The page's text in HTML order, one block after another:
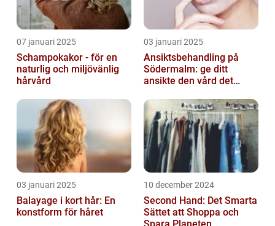
07 januari 2025
Schampokakor - för en
naturlig och miljövänlig
hårvård
03 januari 2025
Ansiktsbehandling på
Södermalm: ge ditt
ansikte den vård det
03 januari 2025
Balayage i kort hår: En
konstform för håret
10 december 2024
Second Hand: Det Smarta
Sättet att Shoppa och
Spara Planeten